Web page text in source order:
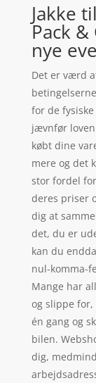
Jakke
Pack &
nye
Det er værd
for de
jævnfør
købt dine
mere og det
stor fordel
deres priser
dig at
det, du er
kan du
nul-komma-
Mange har
og slippe
én gang og
bilen.
dig,